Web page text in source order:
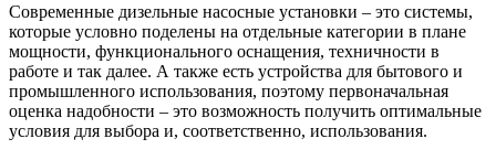
Современные дизельные насосные установки – это системы,
которые условно поделены на отдельные категории в плане
мощности, функционального оснащения, техничности в
работе и так далее. А также есть устройства для бытового и
промышленного использования, поэтому первоначальная
оценка надобности – это возможность получить оптимальные
условия для выбора и, соответственно, использования.